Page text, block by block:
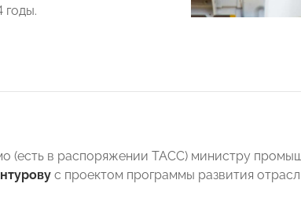
годы.
в распоряжении ТАСС) министру
с проектом программы развития